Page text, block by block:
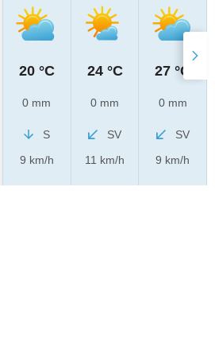
20 °C
0 mm
S
9 km/h
24 °C
0 mm
SV
11 km/h
27 °C
0 mm
SV
9 km/h